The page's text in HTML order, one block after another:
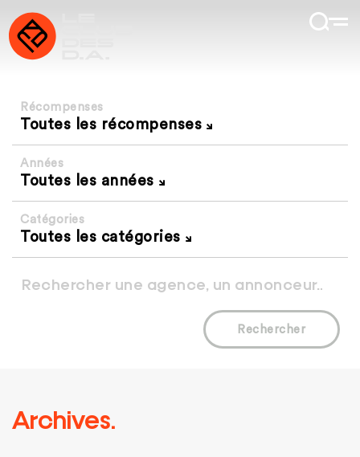
Récompenses
Toutes les récompenses
Années
Toutes les années
Catégories
Toutes les catégories
Rechercher
Archives.